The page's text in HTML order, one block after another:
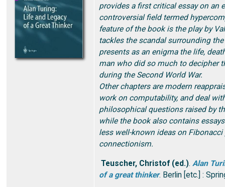
provides a first critical essay on an
controversial field termed
feature of the book is the play by
tackles the scandal surrounding
presents as an enigma the life,
man who did so much to decipher
during the Second World War.
Other chapters are modern
work on computability, and deal
philosophical questions raised by
while the book also contains
less well-known ideas on
connectionism.
Teuscher, Christof (ed.). Alan
of a great thinker. Berlin [etc.] :